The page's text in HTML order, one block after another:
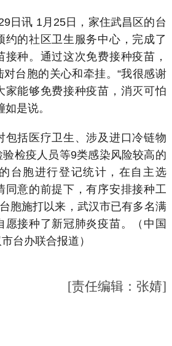
讯 1月25日，家住武昌区的台
约的社区卫生服务中心，完成了
种。通过这次免费接种疫苗，
台胞的关心和牵挂。“我很感谢
家能够免费接种疫苗，消灭可怕
是说。
括医疗卫生、涉及进口冷链物
检疫人员等9类感染风险较高的
台胞进行登记统计，在自主选
同意的前提下，有序安排接种工
胞施打以来，武汉市已有多名满
愿接种了新冠肺炎疫苗。（中国
台办联合报道）
[责任编辑：张婧]